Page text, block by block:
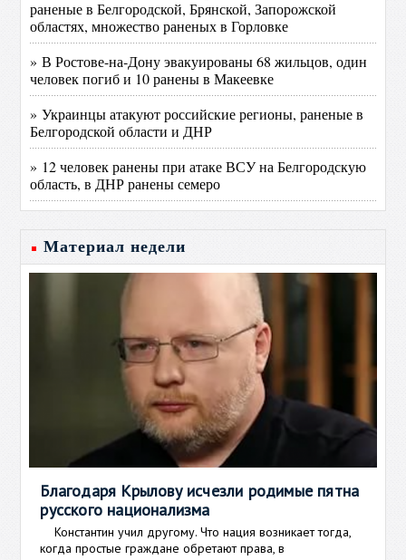
раненые в Белгородской, Брянской, Запорожской
областях, множество раненых в Горловке
» В Ростове-на-Дону эвакуированы 68 жильцов, один
человек погиб и 10 ранены в Макеевке
» Украинцы атакуют российские регионы, раненые в
Белгородской области и ДНР
» 12 человек ранены при атаке ВСУ на Белгородскую
область, в ДНР ранены семеро
Материал недели
Благодаря Крылову исчезли родимые пятна
русского национализма
Константин учил другому. Что нация возникает тогда,
когда простые граждане обретают права, в